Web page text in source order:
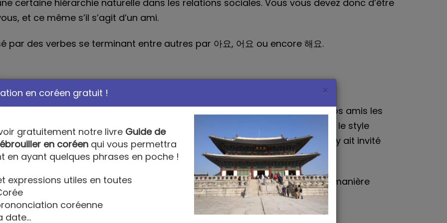
certaine hiérarchie naturelle dans les relations sociales. Vous vous devez donc d’être
et ce même s’il s’agit d’un ami.
par des verbes se terminant entre autres par 아요, 어요 ou encore 해요.
le moins élevé en coréen. De ce fait, il ne peut être employé qu’avec vos amis les
que vous, ainsi qu’avec de jeunes enfants. Veillez à ne JAMAIS employer le style
ou quelqu’un que vous ne connaissez pas, à moins que l’on ne vous y ait invité
proches et plus âgés qui vous l’autorisent ou votre conjoint(e)).
par des verbes se terminant entre autres par 아, 어 ou encore 해. De manière
le suffixe 요.
×
en coréen gratuit !
gratuitement notre livre Guide de
en coréenqui vous permettra
en ayant quelques phrases en poche !
expressions utiles en toutes
coréenne
date...